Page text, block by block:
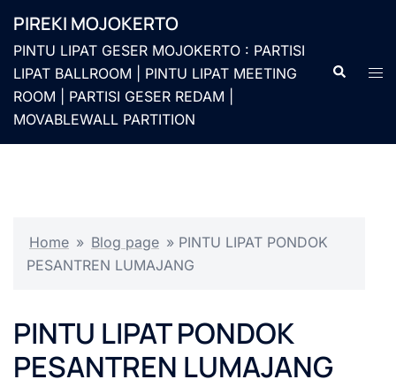
kePIREKI MOJOKERTO
PINTU LIPAT GESER MOJOKERTO : PARTISI
LIPAT BALLROOM | PINTU LIPAT MEETING
ROOM | PARTISI GESER REDAM |
MOVABLEWALL PARTITION
Cari
Home » Blog page » PINTU LIPAT PONDOK
PESANTREN LUMAJANG
PINTU LIPAT PONDOK
PESANTREN LUMAJANG